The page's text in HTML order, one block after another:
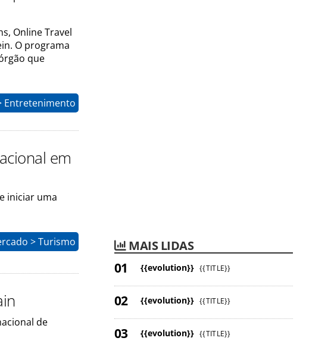
Online Travel
O programa
que
Entretenimento
em
iniciar uma
> Turismo
de
MAIS LIDAS
{{evolution}} {{TITLE}}
{{evolution}} {{TITLE}}
{{evolution}} {{TITLE}}